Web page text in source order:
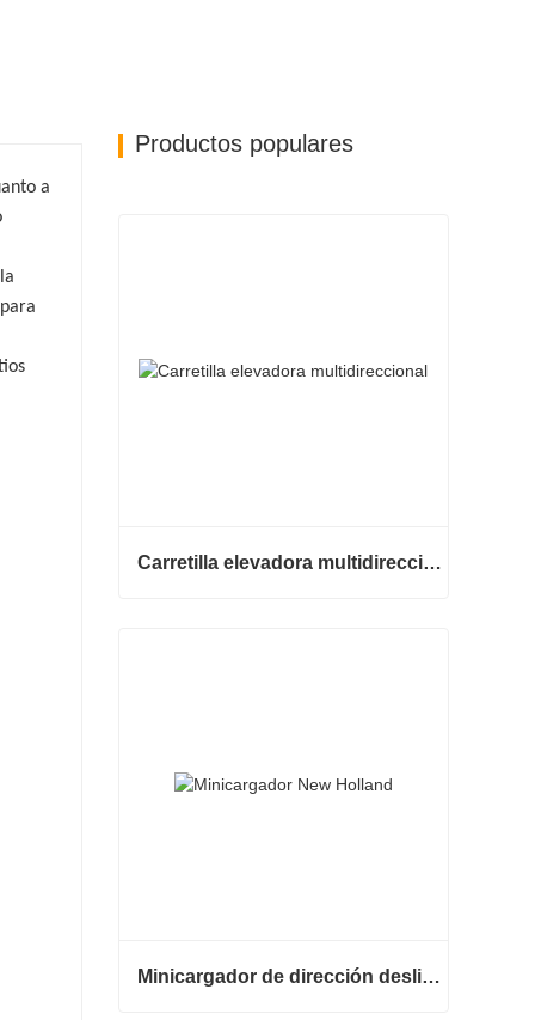
a
Productos populares
Carretilla elevadora multidireccional de carrocería ancha de 3,5 a 5 toneladas
Minicargador de dirección deslizante barato